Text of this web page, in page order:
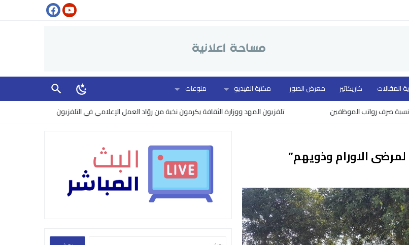
المقالات كاريكاتير معرض الصور مكتبة الفيديو منوعات
تلفزيون المهد ووزارة الثقافة يكرمون نخبة من روّاد العمل الإعلامي في التلفزيون البنتاغون يرفع مستوى الخطر: إسرائيل تتجسس
الاورام وذويهم”